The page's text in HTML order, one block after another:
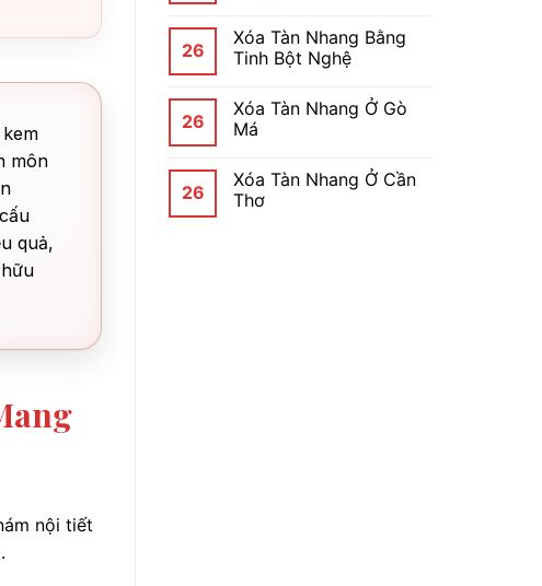
môn
quả,
nội tiết
26
Xóa Tàn Nhang Bằng
Tinh Bột Nghệ
26
Xóa Tàn Nhang Ở Gò
Má
26
Xóa Tàn Nhang Ở Cần
Thơ